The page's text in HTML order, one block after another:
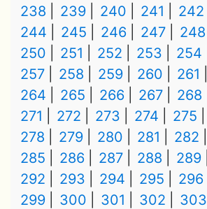
238
239 240 241 242
244
245 246 247 248
250
251 252 253 254
257
258 259 260 261
264
265 266 267 268
271
272 273 274 275
278
279 280 281 282
285
286 287 288 289
292
293 294 295 296
299
300 301 302 303